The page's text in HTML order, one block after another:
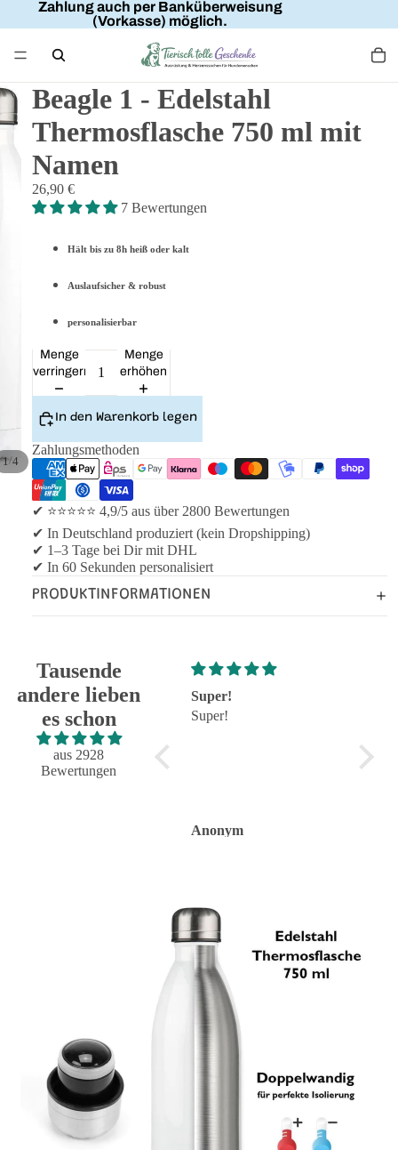
Zahlung auch per Banküberweisung
(Vorkasse) möglich.
1/4
Beagle 1 - Edelstahl
Thermosflasche 750 ml mit
Namen
26,90 €
7 Bewertungen
Hält bis zu 8h heiß oder kalt
Auslaufsicher & robust
personalisierbar
Menge
verringern
Menge
erhöhen
In den Warenkorb legen
Zahlungsmethoden
✔ ⭐⭐⭐⭐⭐ 4,9/5 aus über 2800 Bewertungen
✔ In Deutschland produziert (kein Dropshipping)
✔ 1–3 Tage bei Dir mit DHL
✔ In 60 Sekunden personalisiert
PRODUKTINFORMATIONEN
Tausende
andere lieben
es schon
aus 2928
Bewertungen
Super!
Super!
Großartig - hat wie
immer alles reibungslos
Anonym